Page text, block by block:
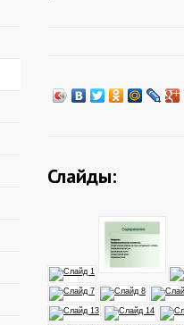
Слайды: